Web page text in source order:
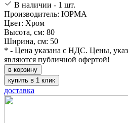
В наличии - 1 шт.
Производитель: ЮРМА
Цвет: Хром
Высота, см: 80
Ширина, см: 50
* - Цена указана с НДС. Цены,
являются публичной офертой!
в корзину
купить в 1 клик
доставка